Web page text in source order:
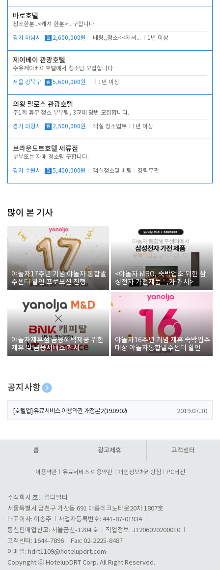
바로호텔
청소한분..<캐셔 한분>.. 구합니다.
경기 하남시 월 2,600,000원 베팅.,청소<<캐셔 모셔봅니다. 1년 이상
제이베이 관광호텔
수유제이베이호텔에서 청소팀 모집합니다
서울 강북구 월 5,600,000원 1년 이상
의왕 밀로스 관광호텔
주1회 휴무 청소 부부팀, 3교대 당번 모집합니다.
경기 의왕시 월 2,500,000원 객실 청소업무 1년 이상
브라운도트호텔 세류점
부부또는 자매 청소팀 구합니다.
경기 수원시 월 5,400,000원 객실청소및 베팅 경력무관
많이 본 기사
야놀자17주년 기념 야놀자 통합발
주센터 할인 프로모션 진행
<야놀자 MRO, 숙박업소 위한 삼
성전자 가전제품 특가 개시>
야놀자제휴점 금융혜택제공 위한
제휴 및 금융서비스 게시
야놀자16주년 기념 제휴 숙박업주
대상 야놀자통합발주센터 할인쿠
폰 증정
공지사항
[호텔업] 개인정보 처리방침 개정본1 (19.09.02)
[호텔업] 유료서비스 이용약관 개정본2 (19.09.02) 2019.07.30
홈 광고제휴 고객센터
이용약관 유료서비스 이용약관 개인정보처리방침 PC버전
주식회사 호텔업디알티
서울특별시 금천구 가산동 691 대륭테크노타운20차 1807호
대표이사: 이송주
사업자등록번호: 441-87-01934
통신판매업신고: 서울금천-1204 호
직업정보: J1206020200010
고객센터: 1644-7896
Fax: 02-2225-8487
이메일: hdrt1109@hotelupdrt.com
Copyright ⓒ HotelupDRT Corp. All Right Reserved.